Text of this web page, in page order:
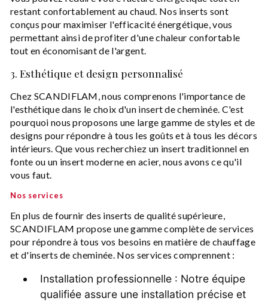
restant confortablement au chaud. Nos inserts sont
conçus pour maximiser l'efficacité énergétique, vous
permettant ainsi de profiter d'une chaleur confortable
tout en économisant de l'argent.
3. Esthétique et design personnalisé
Chez SCANDIFLAM, nous comprenons l'importance de
l'esthétique dans le choix d'un insert de cheminée. C'est
pourquoi nous proposons une large gamme de styles et de
designs pour répondre à tous les goûts et à tous les décors
intérieurs. Que vous recherchiez un insert traditionnel en
fonte ou un insert moderne en acier, nous avons ce qu'il
vous faut.
Nos services
En plus de fournir des inserts de qualité supérieure,
SCANDIFLAM propose une gamme complète de services
pour répondre à tous vos besoins en matière de chauffage
et d'inserts de cheminée. Nos services comprennent :
Installation professionnelle : Notre équipe
qualifiée assure une installation précise et